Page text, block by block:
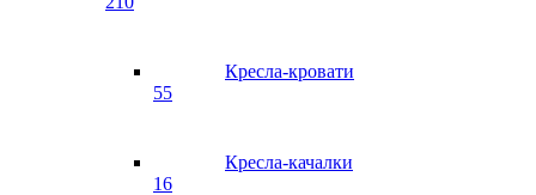
Кресла-кровати
55
Кресла-качалки
16